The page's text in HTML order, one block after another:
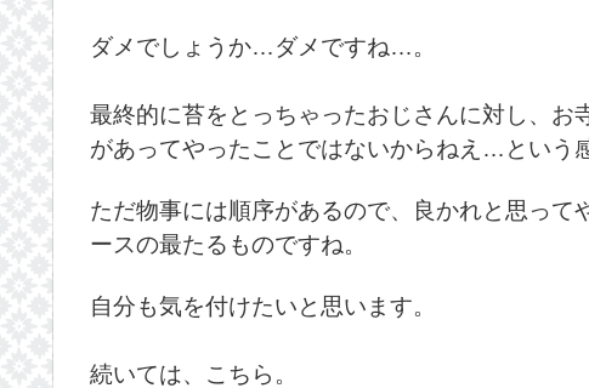
ダメでしょうか…ダメですね…。
最終的に苔をとっちゃったおじさんに対し、
があってやったことではないからねえ…という
ただ物事には順序があるので、良かれと思っ
ースの最たるものですね。
自分も気を付けたいと思います。
続いては、こちら。